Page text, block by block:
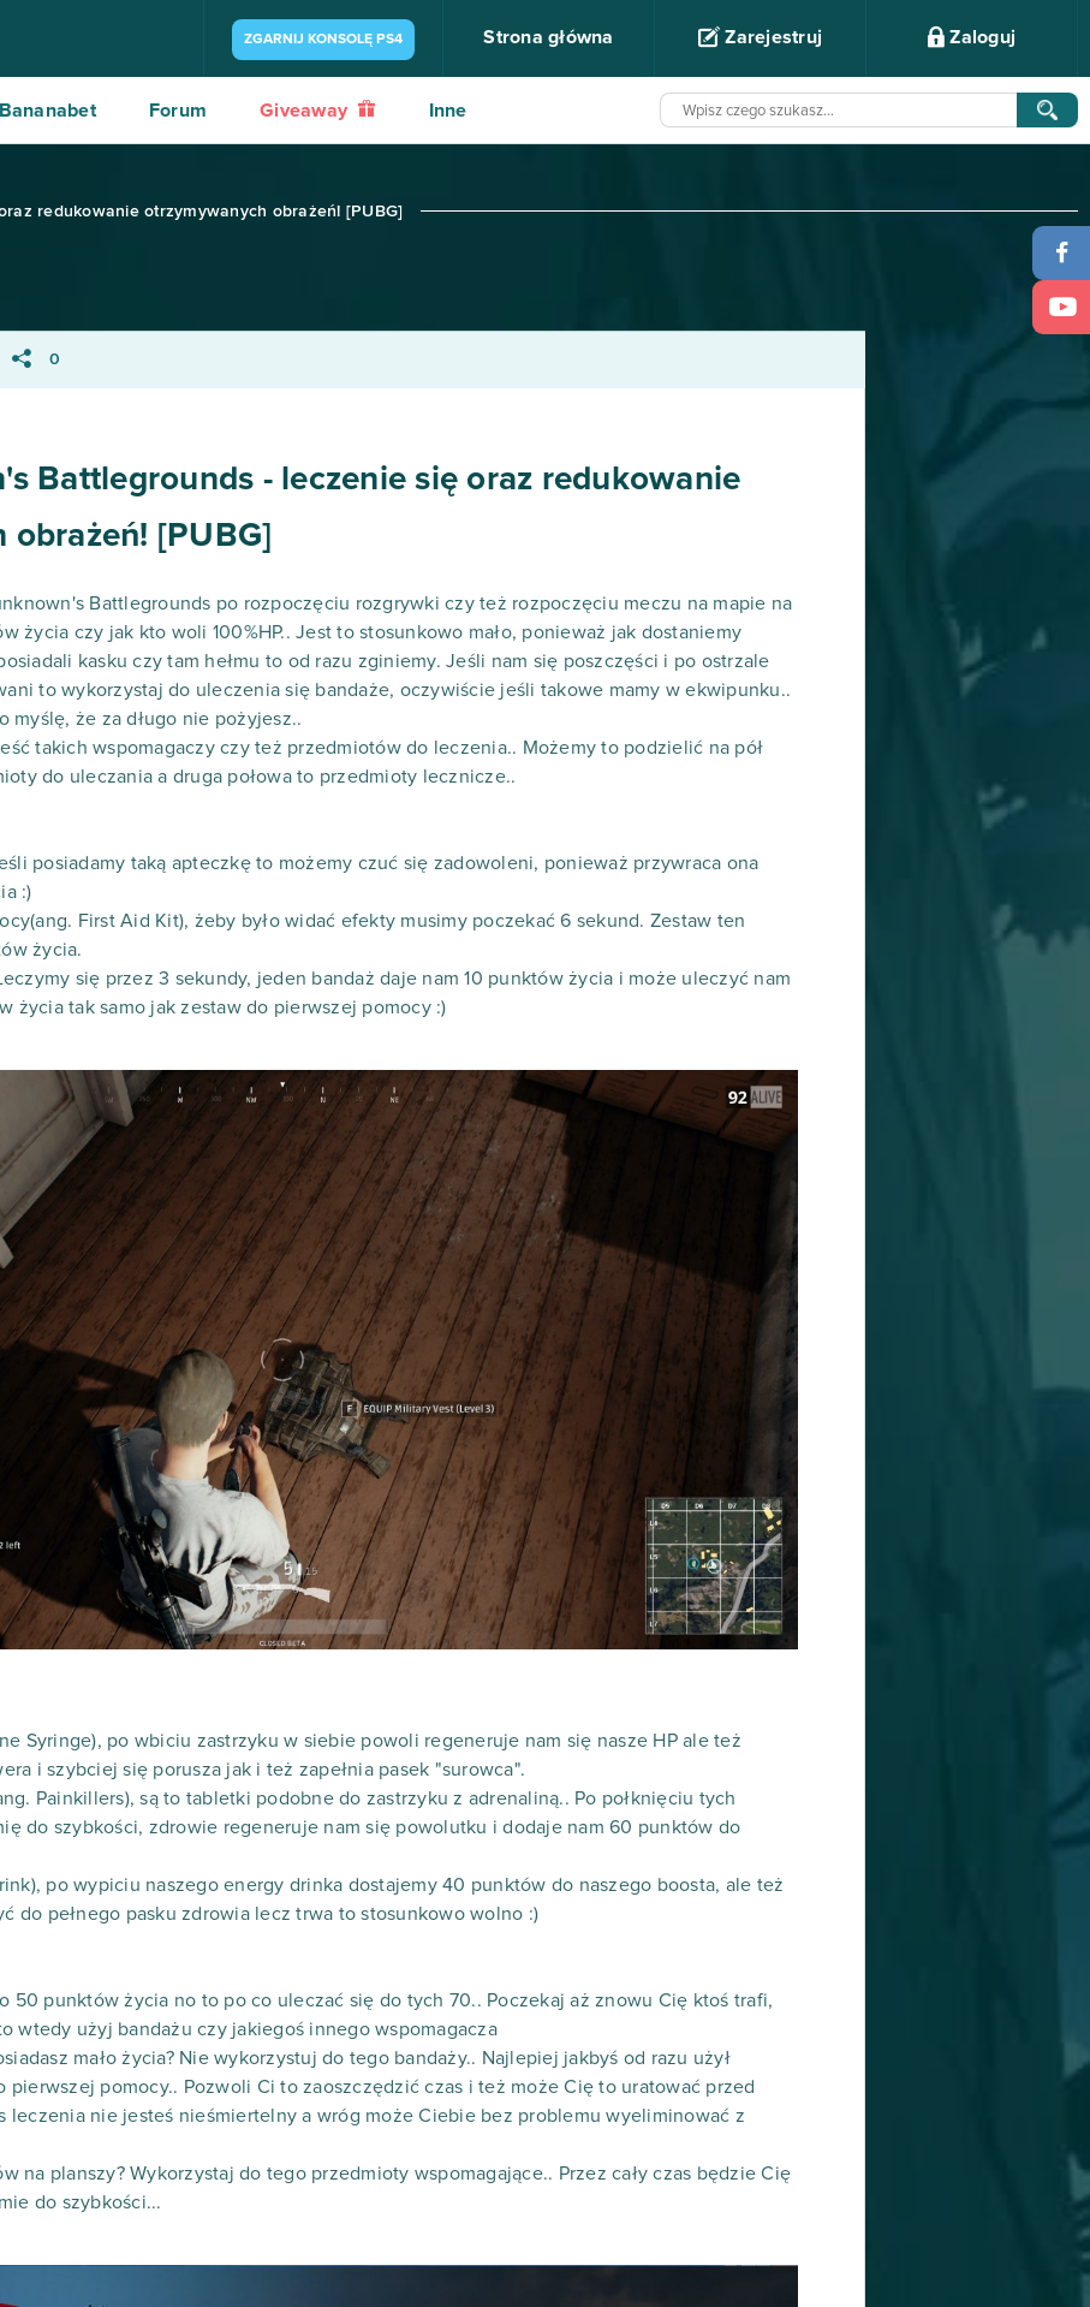
ZGARNIJ KONSOLĘ PS4 Strona główna Zarejestruj Zaloguj
Bananabet Forum Giveaway Inne
redukowanie otrzymywanych obrażeń! [PUBG]
0
Battlegrounds - leczenie się oraz redukowanie
[PUBG]
Battlegrounds po rozpoczęciu rozgrywki czy też rozpoczęciu meczu na mapie na
życia czy jak kto woli 100%HP.. Jest to stosunkowo mało, ponieważ jak dostaniemy
kasku czy tam hełmu to od razu zginiemy. Jeśli nam się poszczęści i po ostrzale
to wykorzystaj do uleczenia się bandaże, oczywiście jeśli takowe mamy w ekwipunku..
myślę, że za długo nie pożyjesz..
takich wspomagaczy czy też przedmiotów do leczenia.. Możemy to podzielić na pół
do uleczania a druga połowa to przedmioty lecznicze..
posiadamy taką apteczkę to możemy czuć się zadowoleni, ponieważ przywraca ona
:)
First Aid Kit), żeby było widać efekty musimy poczekać 6 sekund. Zestaw ten
życia.
się przez 3 sekundy, jeden bandaż daje nam 10 punktów życia i może uleczyć nam
życia tak samo jak zestaw do pierwszej pomocy :)
Syringe), po wbiciu zastrzyku w siebie powoli regeneruje nam się nasze HP ale też
i szybciej się porusza jak i też zapełnia pasek "surowca".
Painkillers), są to tabletki podobne do zastrzyku z adrenaliną.. Po połknięciu tych
do szybkości, zdrowie regeneruje nam się powolutku i dodaje nam 60 punktów do
po wypiciu naszego energy drinka dostajemy 40 punktów do naszego boosta, ale też
do pełnego pasku zdrowia lecz trwa to stosunkowo wolno :)
50 punktów życia no to po co uleczać się do tych 70.. Poczekaj aż znowu Cię ktoś trafi,
wtedy użyj bandażu czy jakiegoś innego wspomagacza
mało życia? Nie wykorzystuj do tego bandaży.. Najlepiej jakbyś od razu użył
pierwszej pomocy.. Pozwoli Ci to zaoszczędzić czas i też może Cię to uratować przed
leczenia nie jesteś nieśmiertelny a wróg może Ciebie bez problemu wyeliminować z
na planszy? Wykorzystaj do tego przedmioty wspomagające.. Przez cały czas będzie Cię
do szybkości...